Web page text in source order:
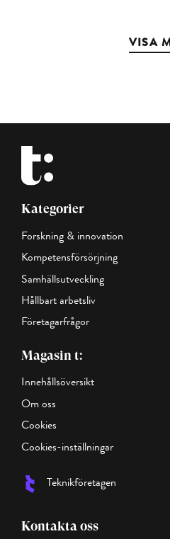
VISA
Kategorier
Forskning & innovation
Kompetensförsörjning
Samhällsutveckling
Hållbart arbetsliv
Företagarfrågor
Magasin t:
Innehållsöversikt
Om oss
Cookies
Cookies-inställningar
Teknikföretagen
Kontakta oss